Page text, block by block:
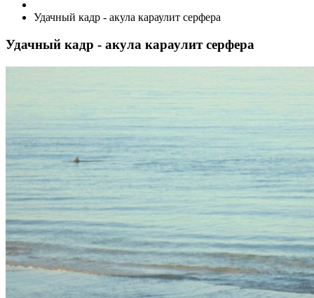
Удачный кадр - акула караулит серфера
Удачный кадр - акула караулит серфера